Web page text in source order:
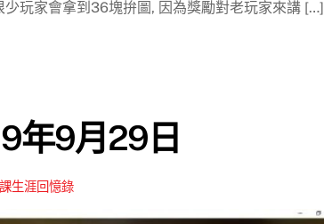
玩家會拿到36塊拚圖, 因為獎勵對老玩家來講 […]
年9月29日
生涯回憶錄